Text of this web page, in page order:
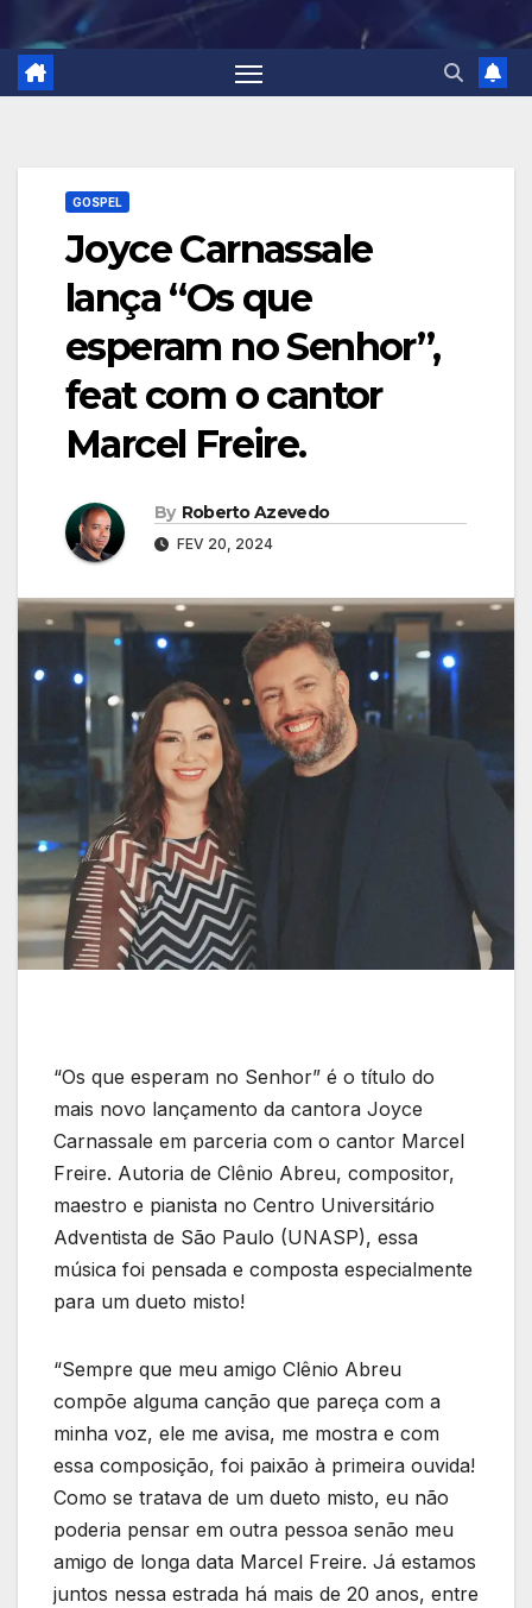
GOSPEL
Joyce Carnassale
lança “Os que
esperam no Senhor”,
feat com o cantor
Marcel Freire.
By Roberto Azevedo
FEV 20, 2024
“Os que esperam no Senhor” é o título do
mais novo lançamento da cantora Joyce
Carnassale em parceria com o cantor Marcel
Freire. Autoria de Clênio Abreu, compositor,
maestro e pianista no Centro Universitário
Adventista de São Paulo (UNASP), essa
música foi pensada e composta especialmente
para um dueto misto!
“Sempre que meu amigo Clênio Abreu
compõe alguma canção que pareça com a
minha voz, ele me avisa, me mostra e com
essa composição, foi paixão à primeira ouvida!
Como se tratava de um dueto misto, eu não
poderia pensar em outra pessoa senão meu
amigo de longa data Marcel Freire. Já estamos
juntos nessa estrada há mais de 20 anos, entre